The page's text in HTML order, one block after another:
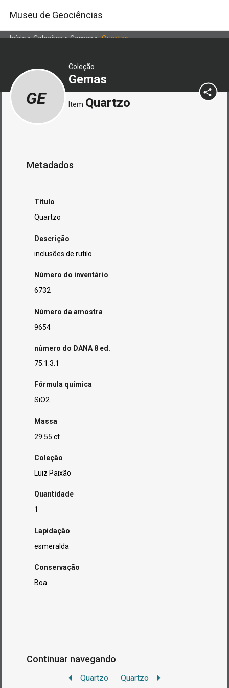
Museu de Geociências
Início>Coleções>Gemas>Quartzo
Coleção
Gemas
GE Item Quartzo
Metadados
Título
Quartzo
Descrição
inclusões de rutilo
Número do inventário
6732
Número da amostra
9654
número do DANA 8 ed.
75.1.3.1
Fórmula química
SiO2
Massa
29.55 ct
Coleção
Luiz Paixão
Quantidade
1
Lapidação
esmeralda
Conservação
Boa
Continuar navegando
Quartzo Quartzo